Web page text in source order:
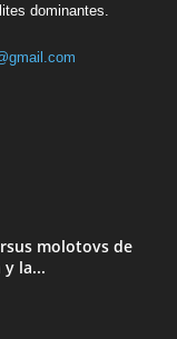
dominantes.
molotovs de
la...